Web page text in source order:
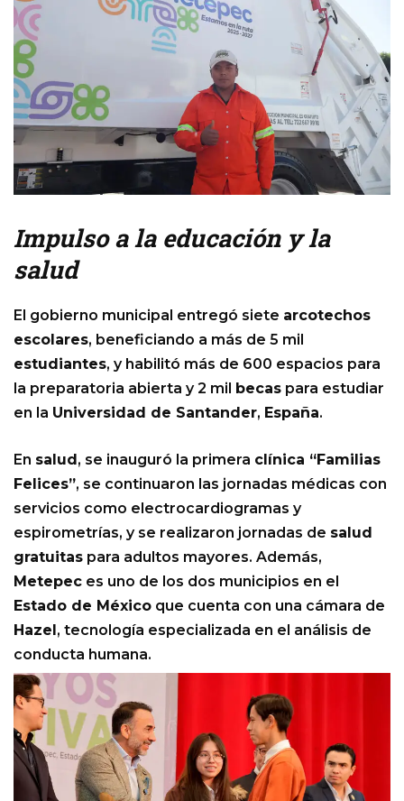
Impulso a la educación y la
salud
El gobierno municipal entregó siete arcotechos
escolares, beneficiando a más de 5 mil
estudiantes, y habilitó más de 600 espacios para
la preparatoria abierta y 2 mil
becas para estudiar
en la Universidad de Santander, España.
En salud , se inauguró la primera clínica “Familias
Felices”, se continuaron las jornadas médicas con
servicios como electrocardiogramas y
espirometrías, y se realizaron jornadas de salud
gratuitas para adultos mayores. Además,
Metepec es uno de los dos municipios en el
Estado de México que cuenta con una cámara de
Hazel , tecnología especializada en el análisis de
conducta humana.